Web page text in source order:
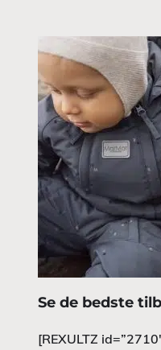
Se de bedste
[REXULTZ